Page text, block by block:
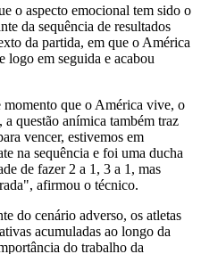
o aspecto emocional tem sido o
da sequência de resultados
da partida, em que o América
logo em seguida e acabou
momento que o América vive, o
questão anímica também traz
vencer, estivemos em
na sequência e foi uma ducha
de fazer 2 a 1, 3 a 1, mas
afirmou o técnico.
do cenário adverso, os atletas
acumuladas ao longo da
do trabalho da